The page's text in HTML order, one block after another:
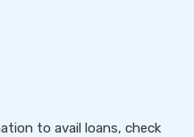
to avail loans, check